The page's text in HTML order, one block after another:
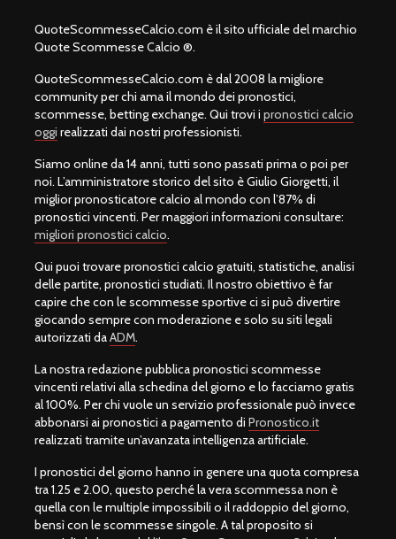
QuoteScommesseCalcio.com è il sito ufficiale del marchio
Quote Scommesse Calcio ®.
QuoteScommesseCalcio.com è dal 2008 la migliore
community per chi ama il mondo dei pronostici,
scommesse, betting exchange. Qui trovi i pronostici calcio
oggi realizzati dai nostri professionisti.
Siamo online da 14 anni, tutti sono passati prima o poi per
noi. L’amministratore storico del sito è Giulio Giorgetti, il
miglior pronosticatore calcio al mondo con l’87% di
pronostici vincenti. Per maggiori informazioni consultare:
migliori pronostici calcio.
Qui puoi trovare pronostici calcio gratuiti, statistiche, analisi
delle partite, pronostici studiati. Il nostro obiettivo è far
capire che con le scommesse sportive ci si può divertire
giocando sempre con moderazione e solo su siti legali
autorizzati daADM.
La nostra redazione pubblica pronostici scommesse
vincenti relativi alla schedina del giorno e lo facciamo gratis
al 100%. Per chi vuole un servizio professionale può invece
abbonarsi ai pronostici a pagamento di Pronostico.it
realizzati tramite un’avanzata intelligenza artificiale.
I pronostici del giorno hanno in genere una quota compresa
tra 1.25 e 2.00, questo perché la vera scommessa non è
quella con le multiple impossibili o il raddoppio del giorno,
bensì con le scommesse singole. A tal proposito si